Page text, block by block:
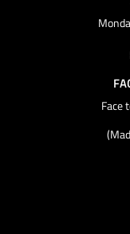
Face